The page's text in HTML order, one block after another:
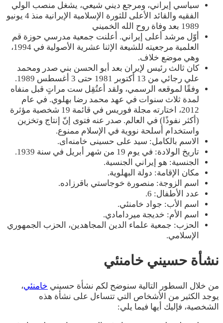
سياسي إيراني، ومرجع ديني شيعي، يشغل منصب الولي
الفقيه والقائد الأعلى للثورة الإسلامية الإيرانية منذ 4 يونيو
1989 بعد وفاة روح الله الخميني
أوّل مرشد أعلى إيراني. أعلنت جمعية مدرسي حوزة قم
العلمية مرجعيته للشيعة الإثنا عشرية الأصولية في 1994،
وهي موضع خلاف.
كان ثالث رئيس لإيران بعد أبو الحسن بني صدر ومحمد
علي رجائي من 13 أكتوبر 1981 حتى 3 أغسطس 1989.
وفقًا لموقعه الرسمي، ولقد أعتُقِل ست مراتٍ قبل منفاه
لمدة ثلاث سنوات في عهد محمد رضا بهلوي. في عام
2012، اختارته مجلة فوريس في قائمة 19 شخصية مؤثرة
(أكثر نفوذًا) في العالم. صدر عنه فتوى إنّ إنتاج وتخزين
واستخدام أسلحة نووية في الإسلام ممنوع.
الاسم بالكامل: سید علی حسینی خامنه‌ای.
تاريخ الولادة: في يوم 19 من شهر أبريل في سنة 1939.
الجنسية: هو إيراني الجنسية.
مكان الإقامة: دولة البهلوية.
اسم الزوجة: منصورة خوجاستي باقرزاده.
عدد الأطفال: 6.
اسم الأب: جواد خامنئي.
اسم الأم: خديجة ميردامادي.
الحزب: جمعية علماء الدين المجاهدين، الحزب الجمهوري
الإسلامي.
نشأة حسيني خامنئي
من خلال السطور التالية سنوضح لكم نشأة حسيني خامنئي،
يوجد الكثير من الأشخاص التي تتساءل على نشأة هذه
الشخصية، فإليك أيها فيما يلي: